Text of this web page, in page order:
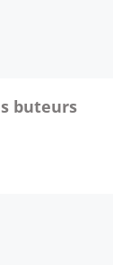
buteurs